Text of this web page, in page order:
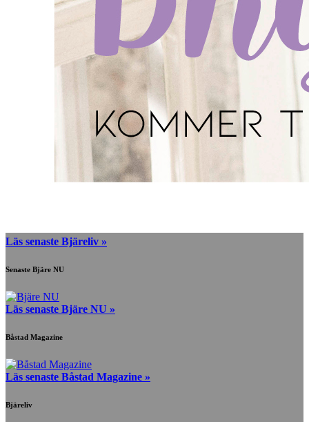
Läs senaste Bjäreliv »
Senaste Bjäre NU
Läs senaste Bjäre NU »
Båstad Magazine
Läs senaste Båstad Magazine »
Bjäreliv